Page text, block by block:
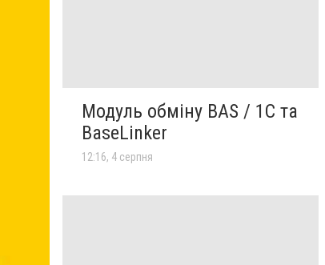
Модуль обміну BAS / 1C та
BaseLinker
12:16, 4 серпня